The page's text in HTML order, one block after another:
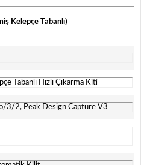
Kelepçe Tabanlı)
Tabanlı Hızlı Çıkarma Kiti
3/2, Peak Design Capture V3